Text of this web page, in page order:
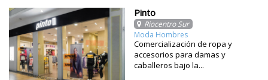
Pinto
Riocentro Sur
Moda Hombres
Comercialización de ropa y
accesorios para damas y
caballeros bajo la...